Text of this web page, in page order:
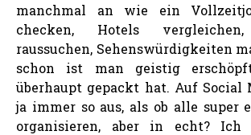
manchmal an wie ein
checken, Hotels vergleichen,
raussuchen, Sehenswürdigkeiten
schon ist man geistig
überhaupt gepackt hat. Auf Social
ja immer so aus, als ob alle super
organisieren, aber in echt?